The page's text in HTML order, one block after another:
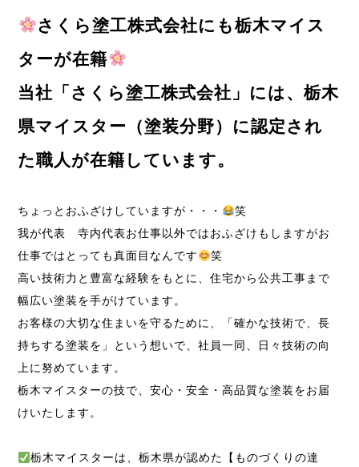
さくら塗工株式会社にも栃木マイス
ターが在籍
当社「さくら塗工株式会社」には、栃木
県マイスター（塗装分野）に認定され
た職人 が在籍しています。
ちょっとおふざけしていますが・・・
笑
我が代表 寺内代表お仕事以外ではおふざけもしますがお
仕事ではとっても真面目なんです
笑
高い技術力と豊富な経験をもとに、住宅から公共工事まで
幅広い塗装を手がけています。
お客様の大切な住まいを守るために、「確かな技術で、長
持ちする塗装を」という想いで、社員一同、日々技術の向
上に努めています。
栃木マイスターの技で、安心・安全・高品質な塗装をお届
けいたします。
栃木マイスターは、栃木県が認めた【ものづくりの達